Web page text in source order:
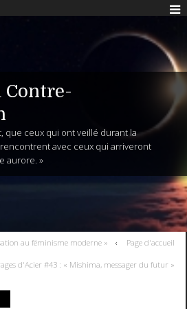
Contre-
que ceux qui ont veillé durant la
avec ceux qui arriveront
aurore. »
au féminisme moderne » Page d'accueil
d'Acier #43 : « Mishima, messager du futur »